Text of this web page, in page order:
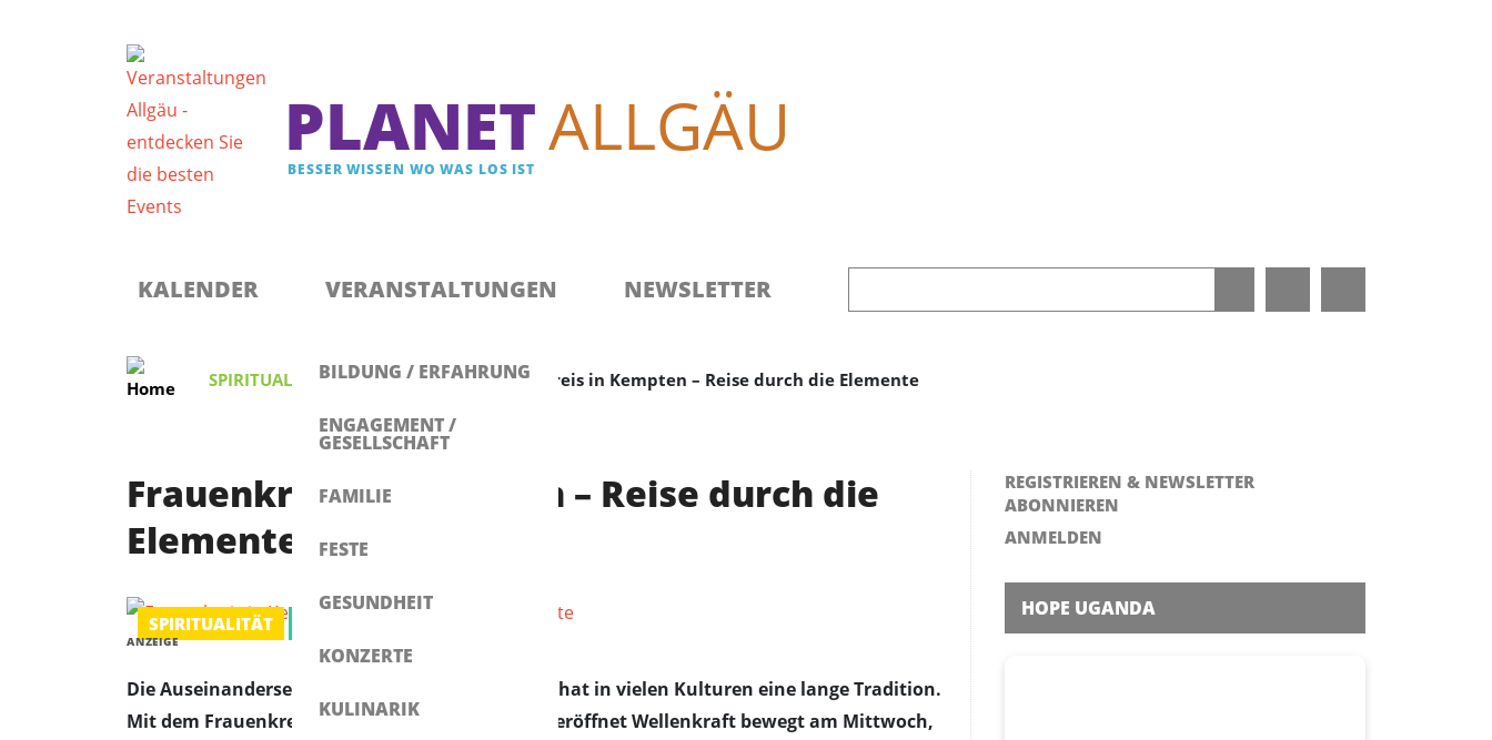
PLANETALLGÄU
BESSER WISSEN WO WAS LOS IST
KALENDER VERANSTALTUNGEN
BILDUNG / ERFAHRUNG
ENGAGEMENT /
GESELLSCHAFT
FAMILIE
FESTE
GESUNDHEIT
KONZERTE
KULINARIK
NEWSLETTER
Registrieren & Newsletter abonnieren
Anmelden
SPIRITUALITÄT,GESUNDHEIT Frauenkreis in Kempten – Reise durch die Elemente
Frauenkreis in Kempten – Reise durch die
Elemente
SPIRITUALITÄT
ANZEIGE
Die Auseinandersetzung mit den vier Elementen hat in vielen Kulturen eine lange Tradition.
Mit dem Frauenkreis – Reise durch die Elemente eröffnet Wellenkraft bewegt am Mittwoch,
REGISTRIEREN & NEWSLETTER
ABONNIEREN
ANMELDEN
HOPE UGANDA